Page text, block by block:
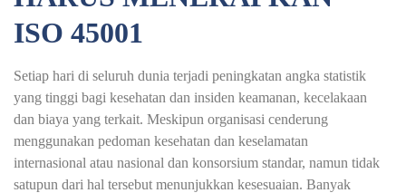
ISO 45001
Setiap hari di seluruh dunia terjadi peningkatan angka statistik
yang tinggi bagi kesehatan dan insiden keamanan, kecelakaan
dan biaya yang terkait. Meskipun organisasi cenderung
menggunakan pedoman kesehatan dan keselamatan
internasional atau nasional dan konsorsium standar, namun tidak
satupun dari hal tersebut menunjukkan kesesuaian. Banyak